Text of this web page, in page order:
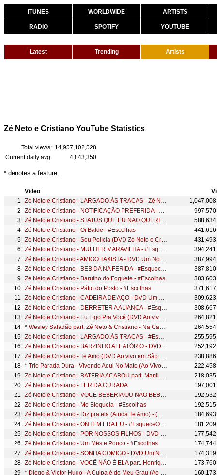
ITUNES WORLDWIDE ARTISTS
RADIO SPOTIFY YOUTUBE
Latest Trending Artists
Zé Neto e Cristiano YouTube Statistics
Total views: 14,957,102,528
Current daily avg:
4,843,350
* denotes a feature.
Video
Zé Neto e Cristiano - LARGADO ÀS TRAÇAS - Zé Neto e Cristiano Acústico
Zé Neto e Cristiano - NOTIFICAÇÃO PREFERIDA - #EsqueceOMundoLaFora
Zé Neto e Cristiano - STATUS QUE EU NÃO QUERIA - #EsqueceOMundoLaFora
Zé Neto e Cristiano - Oi Balde - #Escolhas
Zé Neto e Cristiano - Seu Polícia (DVD Zé Neto e Cristiano Ao vivo em São José do Rio Preto)
Zé Neto e Cristiano - MULHER MARAVILHA - #EsqueceOMundoLaFora
Zé Neto e Cristiano - AMIGO TAXISTA - DVD Um Novo Sonho
Zé Neto e Cristiano - BEBIDA NA FERIDA - #EsqueceOMundoLaFora
Zé Neto e Cristiano - Barulho do Foguete - #Escolhas
Zé Neto e Cristiano - Pátio do Posto - #Escolhas
Zé Neto e Cristiano - CADEIRA DE AÇO - DVD Um Novo Sonho
Zé Neto e Cristiano - DERRETER A ALIANÇA - #EsqueceOMundoLaFora
Zé Neto e Cristiano - Eu Ligo Pra Você (DVD Ao vivo em São José do Rio Preto)
* Wesley Safadão part. Zé Neto & Cristiano - Na Cama Que Eu Paguei [Garota VIP Rio de Janeiro]
Zé Neto e Cristiano - LARGADO ÀS TRAÇAS - #EsqueceOMundoLaFora
Zé Neto e Cristiano - BARZINHO ALEATÓRIO - DVD Por Mais Beijos Ao Vivo
Zé Neto e Cristiano - Te Amo (DVD Ao vivo em São José do Rio Preto) [Vídeo Oficial]
* Trio Parada Dura - Vivendo Aqui No Mato (Ao Vivo) ft. Zé Neto & Cristiano
Zé Neto e Cristiano - BATERIA ACABOU part. Marília Mendonça - DVD Um Novo Sonho
Zé Neto e Cristiano - FERIDA CURADA
Zé Neto e Cristiano - VOCÊ BEBERIA OU NÃO BEBERIA? - DVD Chaaama
Zé Neto e Cristiano - Me Bloqueia - #Escolhas
Zé Neto e Cristiano - Diz pra ela (Ainda Te Amo) - (DVD Ao vivo em São José do Rio Preto)
Zé Neto e Cristiano - ONTEM ERA EU - #EsqueceOMundoLaFora
Zé Neto e Cristiano - POR NOSSOS FILHOS - DVD Um Novo Sonho
Zé Neto e Cristiano - Um Mês e Pouco - #Escolhas
Zé Neto e Cristiano - SONHA COMIGO - DVD Um Novo Sonho
Zé Neto e Cristiano - VOCÊ NÃO É ELA part. Henrique e Juliano - DVD Um Novo Sonho
* Diego & Victor Hugo - A Culpa é do Meu Grau (Ao Vivo em Brasília) ft. Zé Neto & Cristiano